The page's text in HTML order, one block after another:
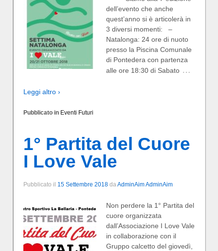
dell’evento che anche
quest’anno si è articolerà in
3 diversi momenti: –
Natalonga: 24 ore di nuoto
presso la Piscina Comunale
di Pontedera con partenza
alle ore 18:30 di Sabato …
Leggi altro ›
Pubblicato in Eventi Futuri
1° Partita del Cuore
I Love Vale
Pubblicato il 15 Settembre 2018 da AdminAim AdminAim
Non perdere la 1° Partita del
cuore organizzata
dall’Associazione I Love Vale
in collaborazione con il
Gruppo calcetto del giovedì,